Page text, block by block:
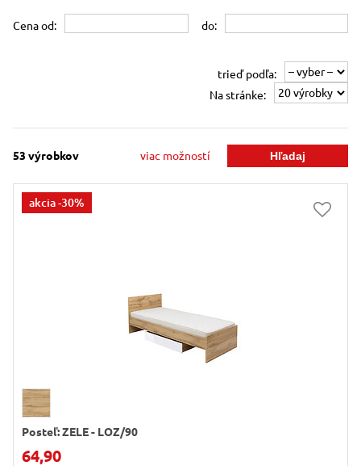
Cena od: do:
trieď podľa:
Na stránke:
53 výrobkov viac možností
akcia-30%
Posteľ: ZELE - LOZ/90
64,90